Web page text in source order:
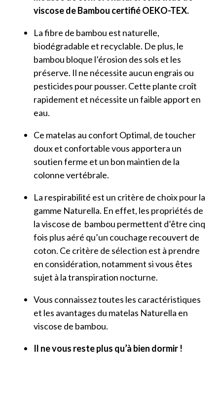
viscose de Bambou certifié OEKO-TEX.
La fibre de bambou est naturelle,
biodégradable et recyclable. De plus, le
bambou bloque l’érosion des sols et les
préserve. Il ne nécessite aucun engrais ou
pesticides pour pousser. Cette plante croît
rapidement et nécessite un faible apport en
eau.
Ce matelas au confort Optimal, de toucher
doux et confortable vous apportera un
soutien ferme et un bon maintien de la
colonne vertébrale.
La respirabilité est un critère de choix pour la
gamme Naturella. En effet, les propriétés de
la viscose de bambou permettent d’être cinq
fois plus aéré qu’un couchage recouvert de
coton. Ce critère de sélection est à prendre
en considération, notamment si vous êtes
sujet à la transpiration nocturne.
Vous connaissez toutes les caractéristiques
et les avantages du matelas Naturella en
viscose de bambou.
Il ne vous reste plus qu’à bien dormir !